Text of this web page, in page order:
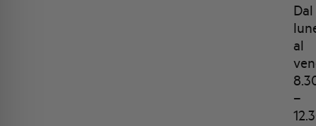
Dal
al
–